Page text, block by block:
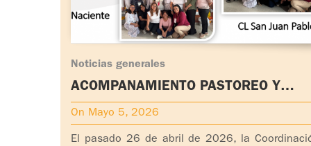
Noticias generales
ACOMPAÑAMIENTO PASTOREO Y
MULTIPLICACION COORDINACION
NACIONAL COLOMBIA NORORIENTE CL
San Juan Pablo II
On Mayo 5, 2026
El pasado 26 de abril de 2026, la